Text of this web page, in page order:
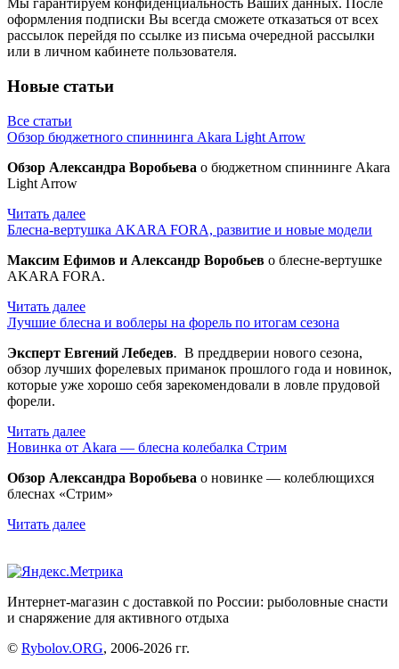
Мы гарантируем конфиденциальность Ваших данных. После
оформления подписки Вы всегда сможете отказаться от всех
рассылок перейдя по ссылке из письма очередной рассылки
или в личном кабинете пользователя.
Новые статьи
Все статьи
Обзор бюджетного спиннинга Akara Light Arrow
Обзор Александра Воробьева о бюджетном спиннинге Akara
Light Arrow
Читать далее
Блесна-вертушка AKARA FORA, развитие и новые модели
Максим Ефимов и Александр Воробьев о блесне-вертушке
AKARA FORA.
Читать далее
Лучшие блесна и воблеры на форель по итогам сезона
Эксперт Евгений Лебедев. В преддверии нового сезона,
обзор лучших форелевых приманок прошлого года и новинок,
которые уже хорошо себя зарекомендовали в ловле прудовой
форели.
Читать далее
Новинка от Akara — блесна колебалка Стрим
Обзор Александра Воробьева о новинке — колеблющихся
блеснах «Стрим»
Читать далее
Интернет-магазин с доставкой по России: рыболовные снасти
и снаряжение для активного отдыха
© Rybolov.ORG, 2006-2026 гг.